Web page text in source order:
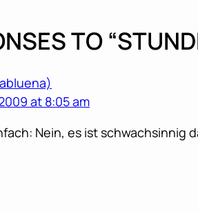
TO
at 8:05 am
Nein, es ist schwachsinnig